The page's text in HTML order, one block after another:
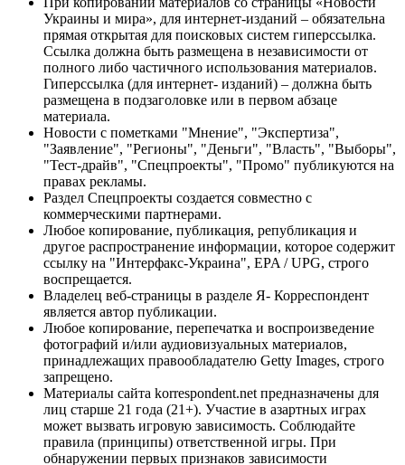
Украины и мира», для интернет-изданий – обязательна
прямая открытая для поисковых систем гиперссылка.
Ссылка должна быть размещена в независимости от
полного либо частичного использования материалов.
Гиперссылка (для интернет- изданий) – должна быть
размещена в подзаголовке или в первом абзаце
материала.
Новости с пометками "Мнение", "Экспертиза",
"Заявление", "Регионы", "Деньги", "Власть", "Выборы",
"Тест-драйв", "Спецпроекты", "Промо" публикуются на
правах рекламы.
Раздел Спецпроекты создается совместно с
коммерческими партнерами.
Любое копирование, публикация, републикация и
другое распространение информации, которое содержит
ссылку на "Интерфакс-Украина", EPA / UPG, строго
воспрещается.
Владелец веб-страницы в разделе Я- Корреспондент
является автор публикации.
Любое копирование, перепечатка и воспроизведение
фотографий и/или аудиовизуальных материалов,
принадлежащих правообладателю Getty Images, строго
запрещено.
Материалы сайта korrespondent.net предназначены для
лиц старше 21 года (21+). Участие в азартных играх
может вызвать игровую зависимость. Соблюдайте
правила (принципы) ответственной игры. При
обнаружении первых признаков зависимости